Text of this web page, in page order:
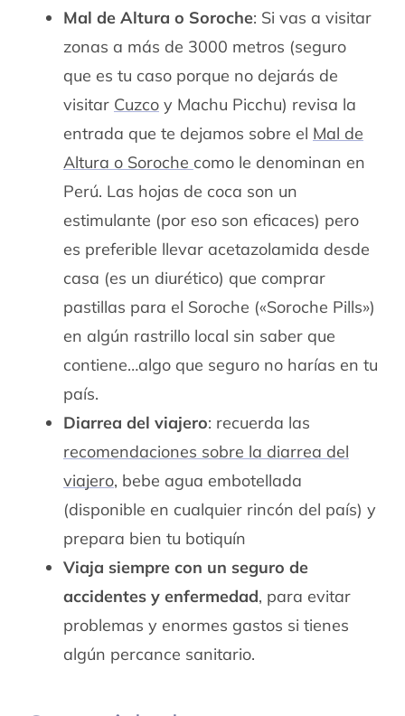
Mal de Altura o Soroche: Si vas a visitar
zonas a más de 3000 metros (seguro
que es tu caso porque no dejarás de
visitar Cuzcoy Machu Picchu) revisa la
entrada que te dejamos sobre el Mal de
Altura o Soroche como le denominan en
Perú. Las hojas de coca son un
estimulante (por eso son eficaces) pero
es preferible llevar acetazolamida desde
casa (es un diurético) que comprar
pastillas para el Soroche («Soroche Pills»)
en algún rastrillo local sin saber que
contiene…algo que seguro no harías en tu
país.
Diarrea del viajero: recuerda las
recomendaciones sobre la diarrea del
viajero, bebe agua embotellada
(disponible en cualquier rincón del país) y
prepara bien tu botiquín
Viaja siempre con un seguro de
accidentes y enfermedad, para evitar
problemas y enormes gastos si tienes
algún percance sanitario.